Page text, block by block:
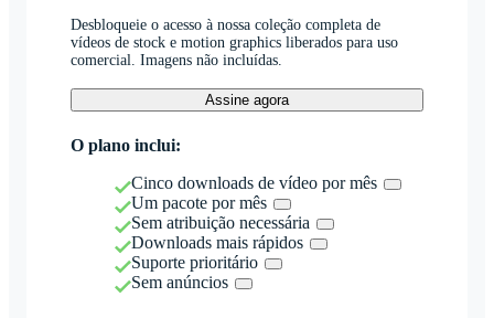
Desbloqueie o acesso à nossa coleção completa de
vídeos de stock e motion graphics liberados para uso
comercial. Imagens não incluídas.
Assine agora
O plano inclui:
Cinco downloads de vídeo por mês
Um pacote por mês
Sem atribuição necessária
Downloads mais rápidos
Suporte prioritário
Sem anúncios